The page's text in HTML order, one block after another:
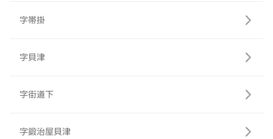
字帯掛
字貝津
字街道下
字鍛治屋貝津